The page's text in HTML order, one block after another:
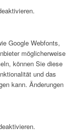
Google Webfonts,
möglicherweise
können Sie diese
und das
kann. Änderungen